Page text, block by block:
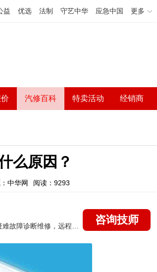
益 优选 法制 守艺中华 应急中国 更多
汽修百科 特卖活动 经销商
么原因？
中华网 阅读：9293
咨询技师